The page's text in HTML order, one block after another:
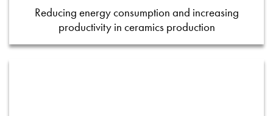
Reducing energy consumption and increasing
productivity in ceramics production